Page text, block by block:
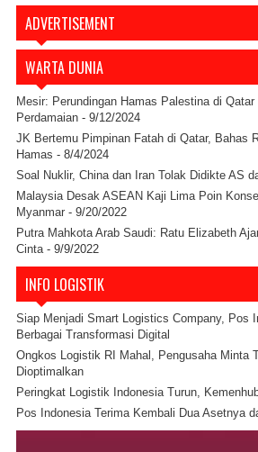
ADVERTISEMENT
WARTA DUNIA
Mesir: Perundingan Hamas Palestina di
Perdamaian - 9/12/2024
JK Bertemu Pimpinan Fatah di Qatar, Bahas
Hamas - 8/4/2024
Soal Nuklir, China dan Iran Tolak Didikte AS
Malaysia Desak ASEAN Kaji Lima Poin
Myanmar - 9/20/2022
Putra Mahkota Arab Saudi: Ratu Elizabeth
Cinta - 9/9/2022
INFO LOGISTIK
Siap Menjadi Smart Logistics Company, Pos
Berbagai Transformasi Digital
Ongkos Logistik RI Mahal, Pengusaha Minta
Dioptimalkan
Peringkat Logistik Indonesia Turun,
Pos Indonesia Terima Kembali Dua Asetnya